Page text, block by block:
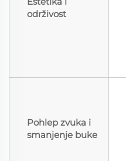
održivost
Pohlep zvuka i
smanjenje buke